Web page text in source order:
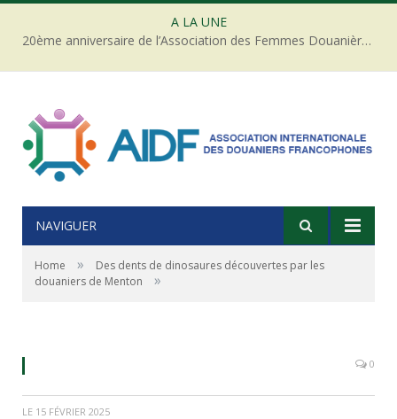
A LA UNE
20ème anniversaire de l’Association des Femmes Douanières de Côte d’ivoire
NAVIGUER
Home »
Des dents de dinosaures découvertes par les
douaniers de Menton
»
0
LE 15 FÉVRIER 2025